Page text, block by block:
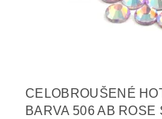
CELOBROUŠENÉ
BARVA 506 AB